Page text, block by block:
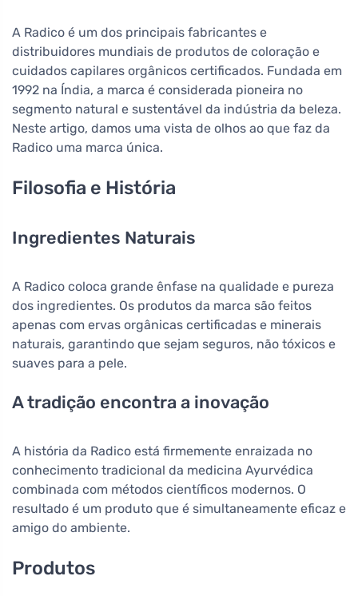
A Radico é um dos principais fabricantes e
distribuidores mundiais de produtos de coloração e
cuidados capilares orgânicos certificados. Fundada em
1992 na Índia, a marca é considerada pioneira no
segmento natural e sustentável da indústria da beleza.
Neste artigo, damos uma vista de olhos ao que faz da
Radico uma marca única.
Filosofia e História
Ingredientes Naturais
A Radico coloca grande ênfase na qualidade e pureza
dos ingredientes. Os produtos da marca são feitos
apenas com ervas orgânicas certificadas e minerais
naturais, garantindo que sejam seguros, não tóxicos e
suaves para a pele.
A tradição encontra a inovação
A história da Radico está firmemente enraizada no
conhecimento tradicional da medicina Ayurvédica
combinada com métodos científicos modernos. O
resultado é um produto que é simultaneamente eficaz e
amigo do ambiente.
Produtos